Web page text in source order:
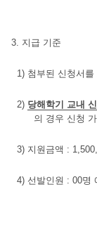
3. 지급 기준
1) 첨부된 신청서
2) 당해학기 교내
의 경우 신청
3) 지원금액 :
4) 선발인원 : 00명